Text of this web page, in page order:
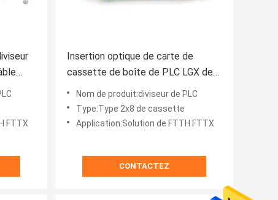
FTTX
Insertion optique de carte de
cassette de boîte de PLC LGX de
diviseur de fibre multimode de l'ABS
2x8
Nom de produit:diviseur de PLC
Type:Type 2x8 de cassette
Application:Solution de FTTH FTTX
CONTACTEZ